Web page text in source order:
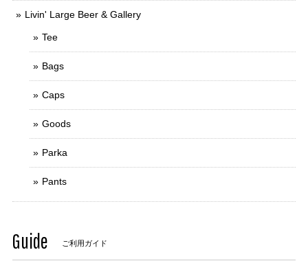
Livin' Large Beer & Gallery
Tee
Bags
Caps
Goods
Parka
Pants
Guide ご利用ガイド